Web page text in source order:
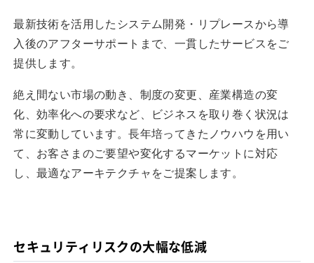
最新技術を活用したシステム開発・リプレースから導
入後のアフターサポートまで、一貫したサービスをご
提供します。
絶え間ない市場の動き、制度の変更、産業構造の変
化、効率化への要求など、ビジネスを取り巻く状況は
常に変動しています。長年培ってきたノウハウを用い
て、お客さまのご要望や変化するマーケットに対応
し、最適なアーキテクチャをご提案します。
セキュリティリスクの大幅な低減